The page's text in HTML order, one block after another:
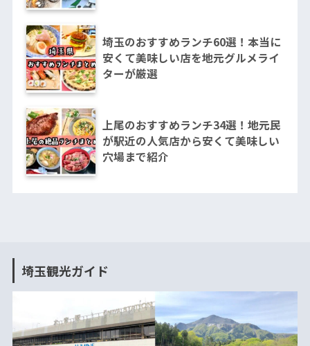
埼玉のおすすめランチ60選！本当に
安くて美味しい店を地元グルメライ
ターが厳選
上尾のおすすめランチ34選！地元民
が駅近の人気店から安くて美味しい
穴場まで紹介
埼玉観光ガイド